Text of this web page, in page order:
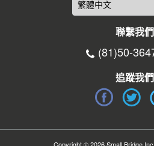
聯繫我們
(81)50-
追蹤我們
Copyright © 2026 Small Bridge